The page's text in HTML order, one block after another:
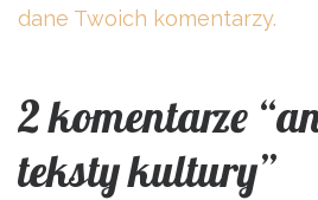
dane Twoich komentarzy.
2 komentarze
teksty kultury”